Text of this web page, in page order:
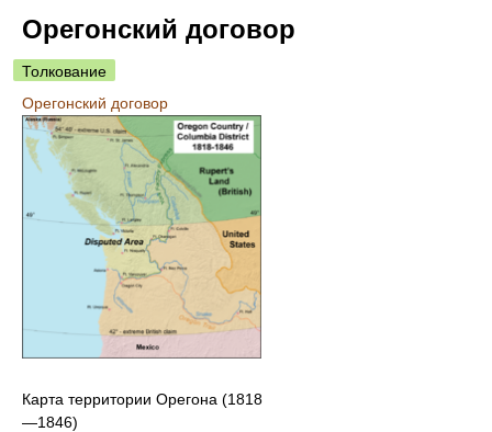
Орегонский договор
Толкование
Орегонский договор
Карта территории Орегона (1818
—1846)